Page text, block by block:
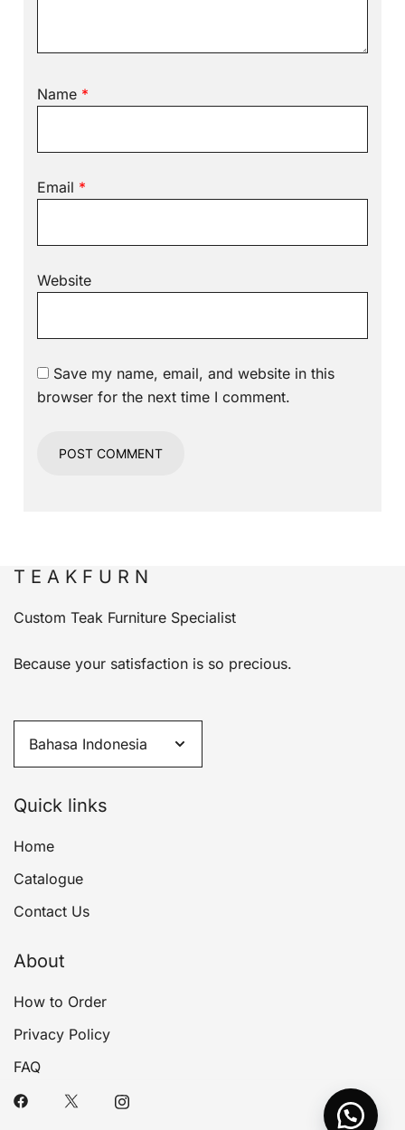
Name *
Email *
Website
Save my name, email, and website in this
browser for the next time I comment.
T E A K F U R N
Custom Teak Furniture Specialist
Because your satisfaction is so precious.
Quick links
Home
Catalogue
Contact Us
About
How to Order
Privacy Policy
FAQ